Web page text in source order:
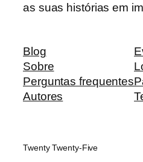
as suas histórias em
Blog
Sobre
Perguntas frequentes
Autores
Twenty Twenty-Five